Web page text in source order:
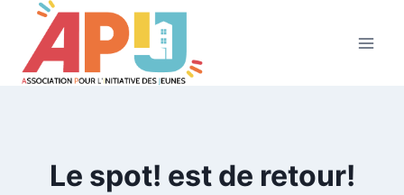
contenu
Le spot! est de retour!